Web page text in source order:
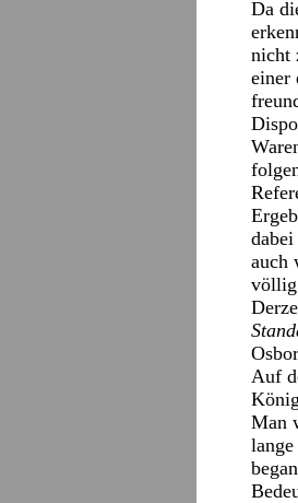
Da
nicht
einer
auch
völlig
Auf
Man